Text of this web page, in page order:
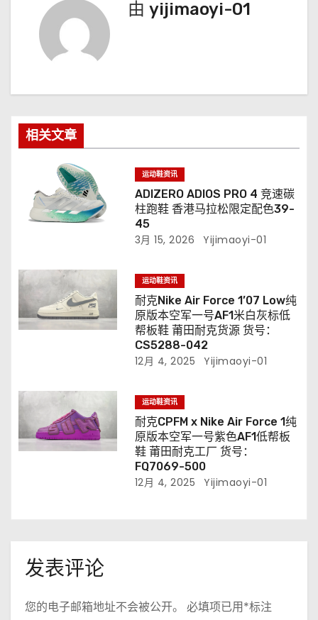
由 yijimaoyi-01
相关文章
运动鞋资讯
ADIZERO ADIOS PRO 4 竞速碳
柱跑鞋 香港马拉松限定配色39-
45
3月 15, 2026 Yijimaoyi-01
运动鞋资讯
耐克Nike Air Force 1’07 Low纯
原版本空军一号AF1米白灰标低
帮板鞋 莆田耐克货源 货号：
CS5288-042
12月 4, 2025 Yijimaoyi-01
运动鞋资讯
耐克CPFM x Nike Air Force 1纯
原版本空军一号紫色AF1低帮板
鞋 莆田耐克工厂 货号：
FQ7069-500
12月 4, 2025 Yijimaoyi-01
发表评论
您的电子邮箱地址不会被公开。 必填项已用*标注